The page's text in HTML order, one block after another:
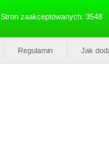
Stron zaakceptowanych: 3548
Regulamin Jak